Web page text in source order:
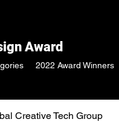
Award
2022 Award Winners
Creative Tech Group